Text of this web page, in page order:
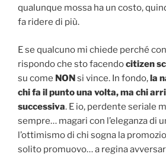
qualunque mossa ha un costo,
fa ridere di più.
E se qualcuno mi chiede perché
rispondo che sto facendocitizen
su come NONsi vince. In fondo,la
chi fa il punto una volta, ma chi
successiva. E io, perdente seriale
sempre… magari con l’eleganza di
l’ottimismo di chi sogna la
solito promuovo… a regina